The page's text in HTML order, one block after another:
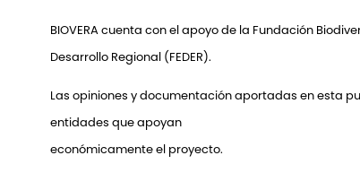
BIOVERA cuenta con el apoyo de la Fundación
Desarrollo Regional (FEDER).
Las opiniones y documentación aportadas en esta
entidades que apoyan
económicamente el proyecto.